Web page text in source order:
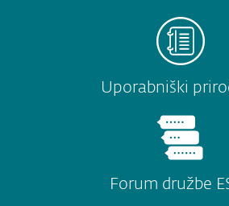
Uporabniški
Forum družbe